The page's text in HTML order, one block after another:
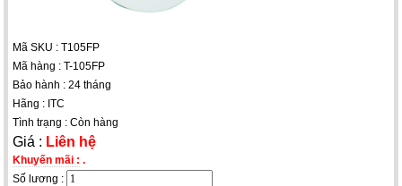
Mã SKU : T105FP
Mã hàng : T-105FP
Bảo hành : 24 tháng
Hãng : ITC
Tình trạng : Còn hàng
Giá : Liên hệ
Khuyến mãi : .
Số lương :